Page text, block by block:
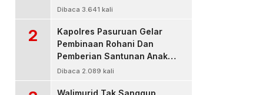
Penanggulangan Hama
Dibaca 3.641 kali
2
Kapolres Pasuruan Gelar
Pembinaan Rohani Dan
Pemberian Santunan Anak
Yatim untuk Tingkatkan
Dibaca 2.089 kali
Walimurid Tak Sanggup